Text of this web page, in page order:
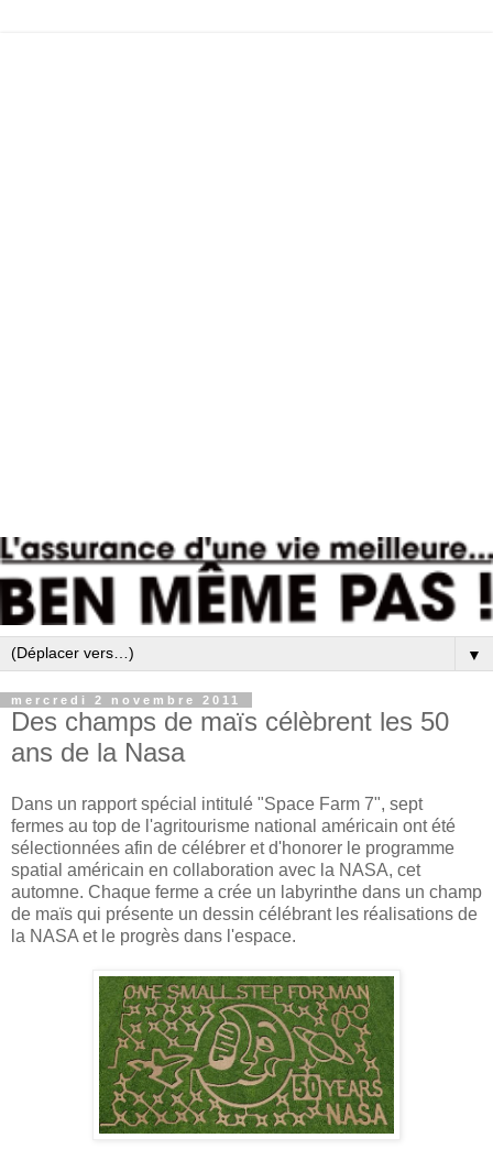
▼
mercredi 2 novembre 2011
Des champs de maïs célèbrent les 50
ans de la Nasa
Dans un rapport spécial intitulé "Space Farm 7", sept
fermes au top de l'agritourisme national américain ont été
sélectionnées afin de célébrer et d'honorer le programme
spatial américain en collaboration avec la NASA, cet
automne. Chaque ferme a crée un labyrinthe dans un champ
de maïs qui présente un dessin célébrant les réalisations de
la NASA et le progrès dans l'espace.